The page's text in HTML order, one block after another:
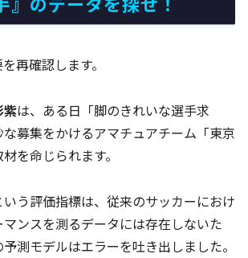
再確認します。
紫は、ある日「脚のきれいな選手求
募集をかけるアマチュアチーム「東京
を命じられます。
いう評価指標は、従来のサッカーにおけ
ンスを測るデータには存在しないた
測モデルはエラーを吐き出しました。